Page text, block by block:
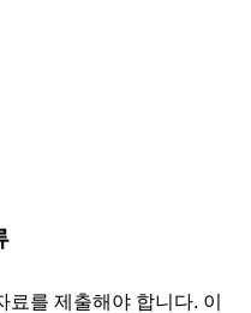
를 제출해야 합니다. 이